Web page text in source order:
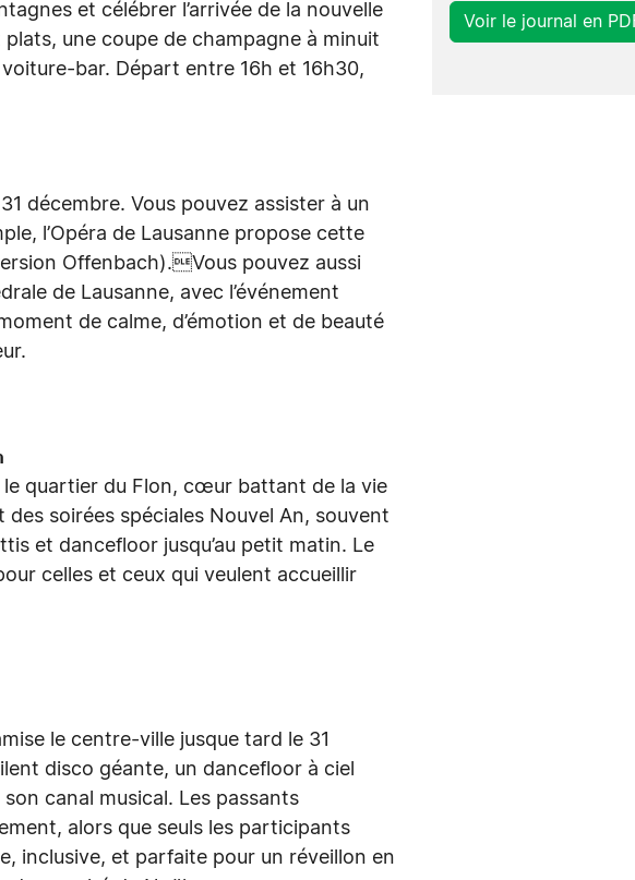
et célébrer l’arrivée de la nouvelle
une coupe de champagne à minuit
bar. Départ entre 16h et 16h30,
décembre. Vous pouvez assister à un
l’Opéra de Lausanne propose cette
Offenbach).Vous pouvez aussi
de Lausanne, avec l’événement
de calme, d’émotion et de beauté
le quartier du Flon, cœur battant de la vie
soirées spéciales Nouvel An, souvent
et dancefloor jusqu’au petit matin. Le
celles et ceux qui veulent accueillir
le centre-ville jusque tard le 31
disco géante, un dancefloor à ciel
canal musical. Les passants
alors que seuls les participants
inclusive, et parfaite pour un réveillon en
Voir le journal en